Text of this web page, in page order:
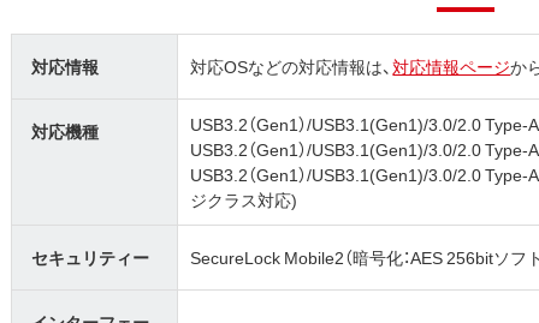
対応情報 対応OSなどの対応情報は、対応情報ページか
対応機種
USB3.2（Gen1）/USB3.1(Gen1)/3.0/2.0
USB3.2（Gen1）/USB3.1(Gen1)/3.0/2.0
USB3.2（Gen1）/USB3.1(Gen1)/3.0/2.0
ジクラス対応)
セキュリティー SecureLock Mobile2（暗号化：AES 256bitソフ